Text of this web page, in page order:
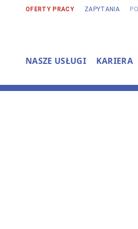
OFERTY PRACY ZAPYTANIA
NASZE USŁUGI KARIERA